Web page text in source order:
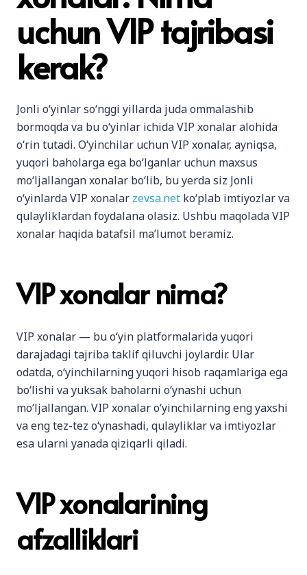
uchun VIP tajribasi
kerak?
Jonli o‘yinlar so‘nggi yillarda juda ommalashib
bormoqda va bu o‘yinlar ichida VIP xonalar alohida
o‘rin tutadi. O‘yinchilar uchun VIP xonalar, ayniqsa,
yuqori baholarga ega bo‘lganlar uchun maxsus
mo‘ljallangan xonalar bo‘lib, bu yerda siz Jonli
o‘yinlarda VIP xonalar zevsa.net ko‘plab imtiyozlar va
qulayliklardan foydalana olasiz. Ushbu maqolada VIP
xonalar haqida batafsil ma’lumot beramiz.
VIP xonalar nima?
VIP xonalar — bu o‘yin platformalarida yuqori
darajadagi tajriba taklif qiluvchi joylardir. Ular
odatda, o‘yinchilarning yuqori hisob raqamlariga ega
bo‘lishi va yuksak baholarni o‘ynashi uchun
mo‘ljallangan. VIP xonalar o‘yinchilarning eng yaxshi
va eng tez-tez o‘ynashadi, qulayliklar va imtiyozlar
esa ularni yanada qiziqarli qiladi.
VIP xonalarining
afzalliklari